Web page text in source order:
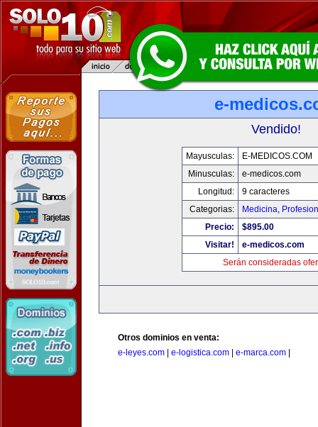
e-
Vendido!
Mayusculas:
E-MEDICOS.COM
Minusculas:
e-medicos.com
Longitud:
9 caracteres
Categorias:
Medicina,
Precio:
$895.00
Visitar!
e-medicos.com
Serán consideradas
Otros dominios en venta:
e-leyes.com
e-logistica.com e-marca.com